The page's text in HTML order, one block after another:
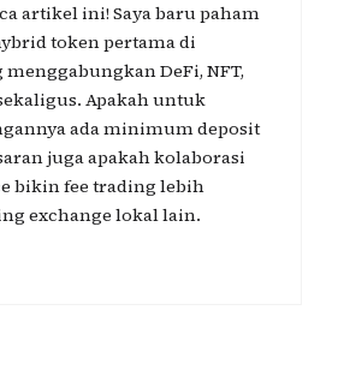
artikel ini! Saya baru paham
token pertama di
DeFi, NFT,
Apakah untuk
ada minimum deposit
juga apakah kolaborasi
bikin fee trading lebih
exchange lokal lain.